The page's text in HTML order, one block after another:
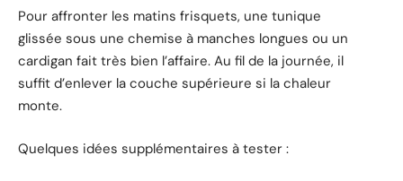
Pour affronter les matins frisquets, une tunique
glissée sous une chemise à manches longues ou un
cardigan fait très bien l’affaire. Au fil de la journée, il
suffit d’enlever la couche supérieure si la chaleur
monte.
Quelques idées supplémentaires à tester :